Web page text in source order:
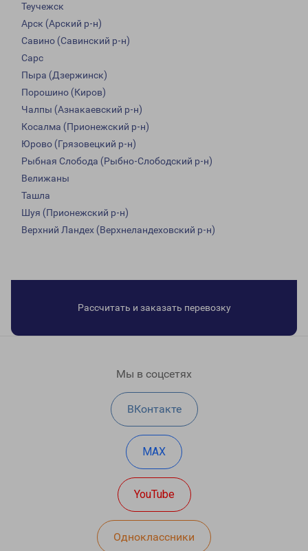
Теучежск
Арск (Арский р-н)
Савино (Савинский р-н)
Сарс
Пыра (Дзержинск)
Порошино (Киров)
Чалпы (Азнакаевский р-н)
Косалма (Прионежский р-н)
Юрово (Грязовецкий р-н)
Рыбная Слобода (Рыбно-Слободский р-н)
Велижаны
Ташла
Шуя (Прионежский р-н)
Верхний Ландех (Верхнеландеховский р-н)
Рассчитать и заказать перевозку
Мы в соцсетях
ВКонтакте
MAX
YouTube
Одноклассники